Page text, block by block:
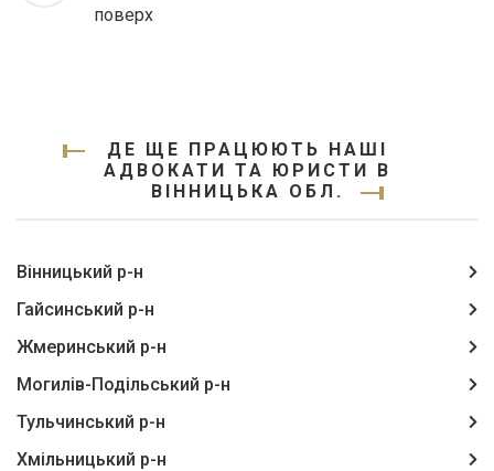
поверх
ДЕ ЩЕ ПРАЦЮЮТЬ НАШІ
АДВОКАТИ ТА ЮРИСТИ В
ВІННИЦЬКА ОБЛ.
Вінницький р-н
Гайсинський р-н
Жмеринський р-н
Могилів-Подільський р-н
Тульчинський р-н
Хмільницький р-н